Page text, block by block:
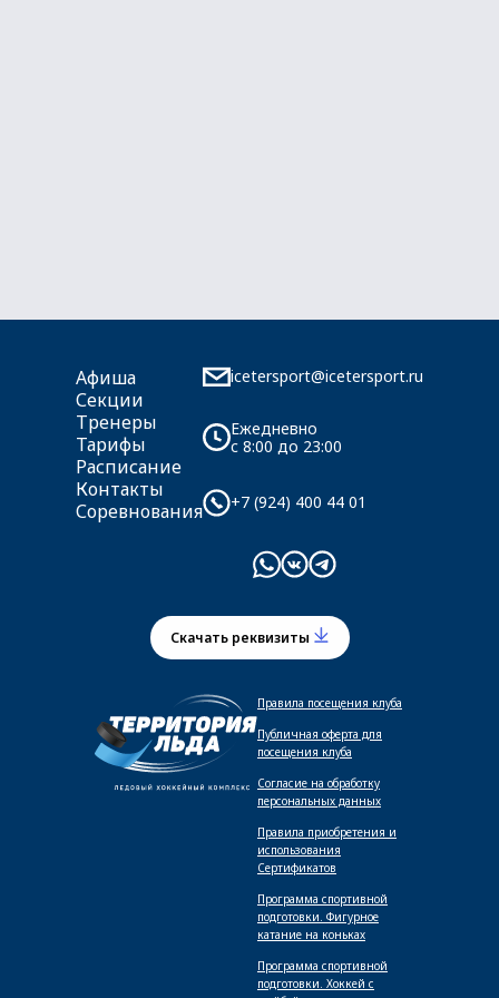
Афиша
Секции
Тренеры
Тарифы
Расписание
Контакты
Соревнования
icetersport@icetersport.ru
Ежедневно
c 8:00 до 23:00
+7 (924) 400 44 01
Скачать реквизиты
Правила посещения клуба
Публичная оферта для
посещения клуба
Согласие на обработку
персональных данных
Правила приобретения и
использования
Сертификатов
Программа спортивной
подготовки. Фигурное
катание на коньках
Программа спортивной
подготовки. Хоккей с